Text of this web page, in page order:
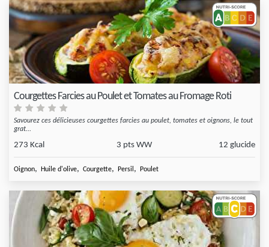
Courgettes Farcies au Poulet et Tomates au Fromage Roti
Savourez ces délicieuses courgettes farcies au poulet, tomates et oignons, le tout
grat...
273 Kcal 3 pts WW 12 glucide
Oignon, Huile d'olive, Courgette, Persil , Poulet